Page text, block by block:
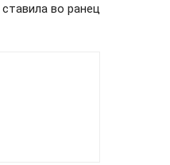
во ранец